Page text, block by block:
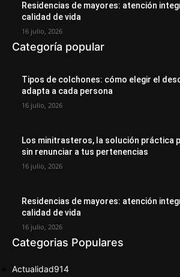
Residencias de mayores: atención
calidad de vida
16 julio, 2026
Categoría popular
Tipos de colchones: cómo elegir el
adapta a cada persona
16 julio, 2026
Los minitrasteros, la solución práctica
sin renunciar a tus pertenencias
16 julio, 2026
Residencias de mayores: atención
calidad de vida
16 julio, 2026
Categorias Populares
Actualidad914